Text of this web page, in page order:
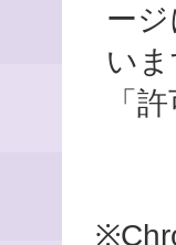
ー
い
「